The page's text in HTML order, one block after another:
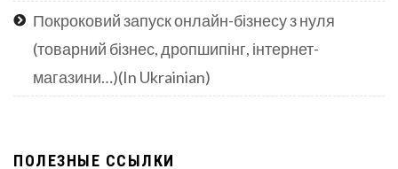
Покроковий запуск онлайн-бізнесу з нуля
(товарний бізнес, дропшипінг, інтернет-
магазини…)(In Ukrainian)
ПОЛЕЗНЫЕ ССЫЛКИ